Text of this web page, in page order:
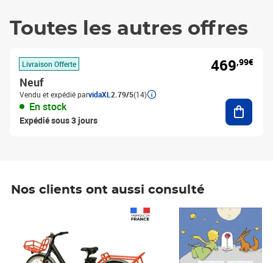
Toutes les autres offres
Livraison Offerte
Neuf
Vendu et expédié parvidaXL 2.79/5(14)
En stock
Expédié sous 3 jours
469,99€
Nos clients ont aussi consulté
Prix 7,50€